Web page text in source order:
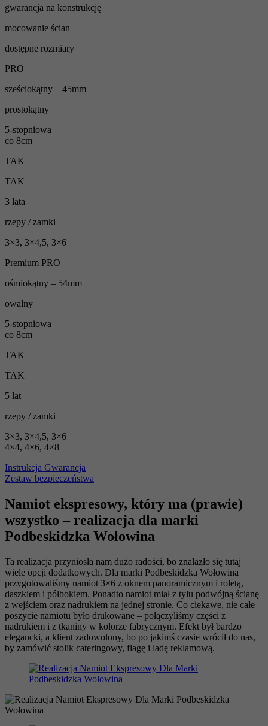
gwarancja na konstrukcję
mocowanie ścian
dostępne rozmiary
PRO
sześciokątny – 45mm
prostokątny
5-stopniowa
co 8cm
TAK
TAK
3 lata
rzepy / zamki
3×3, 3×4,5, 3×6
Premium PRO
ośmiokątny – 54mm
owalny
5-stopniowa
co 8cm
TAK
TAK
5 lat
rzepy / zamki
3×3, 3×4,5, 3×6
4×4, 4×6, 4×8
Instrukcja Gwarancja
Zestaw bezpieczeństwa
Namiot ekspresowy, który ma (prawie)
wszystko – realizacja dla marki
Podbeskidzka Wołowina
Ta realizacja przyniosła nam dużo radości, bo znalazło się tutaj
wiele opcji dodatkowych. Dla marki Podbeskidzka Wołowina
przygotowaliśmy namiot 3×6 z oknem panoramicznym i roletą,
daszkiem i półbokiem. Ponadto namiot miał z tyłu podwójną ścianę
z wejściem oraz nadrukiem na jednej stronie. Co ciekawe, nie całe
poszycie namiotu było drukowane – połączyliśmy części z
nadrukiem i z tkaniny w kolorze fabrycznym. Efekt był bardzo
elegancki, a klient zadowolony, bo po jakimś czasie wrócił do nas,
by zamówić stolik cateringowy, flagę i ladę reklamową.